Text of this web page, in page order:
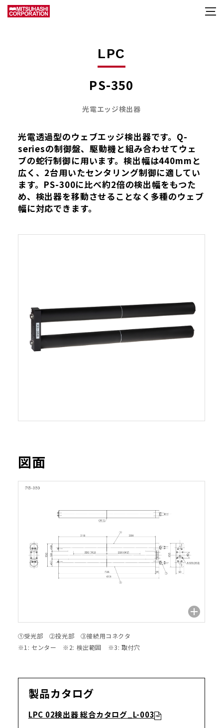
LPC
PS-350
光電エッジ検出器
光電透過型のウェブエッジ検出器です。Q-
seriesの制御盤、駆動機と組み合わせてウェ
ブの蛇行制御に用います。検出幅は440mmと
広く、2台用いたセンタリング制御に適してい
ます。PS-300に比べ約2倍の検出幅をもつた
め、検出器を移動させることなく多種のウェブ
幅に対応できます。
図面
①受光部 ②投光部 ③接続用コネクタ
※1: センター ※2: 検出範囲 ※3: 取付穴
製品カタログ
LPC 02検出器 総合カタログ_L-003